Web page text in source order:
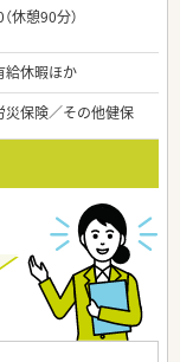
休憩90分）
休暇ほか
保険／その他健保